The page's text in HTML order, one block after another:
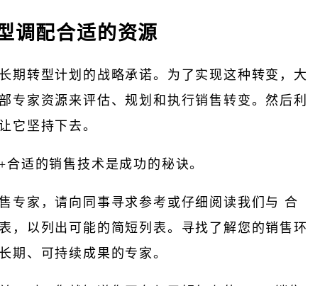
调配合适的资源
期转型计划的战略承诺。为了实现这种转变，大
专家资源来评估、规划和执行销售转变。然后利
它坚持下去。
合适的销售技术是成功的秘诀。
专家，请向同事寻求参考或仔细阅读我们与 合
，以列出可能的简短列表。寻找了解您的销售环
期、可持续成果的专家。